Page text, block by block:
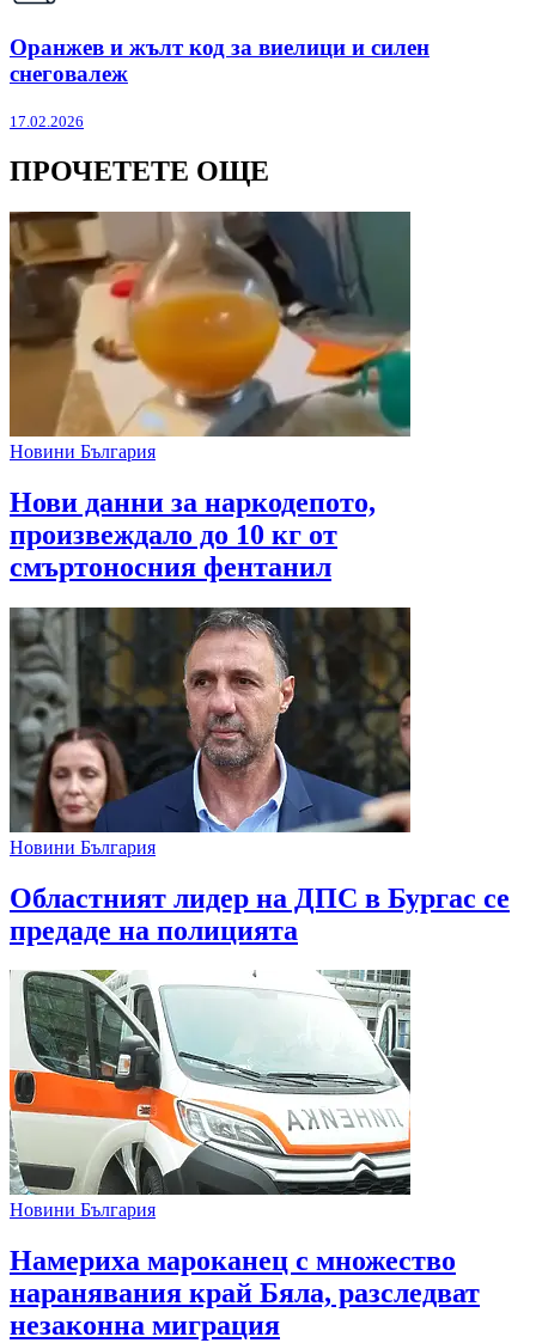
Оранжев и жълт код за виелици и силен
снеговалеж
17.02.2026
ПРОЧЕТЕТЕ ОЩЕ
Новини България
Нови данни за наркодепото,
произвеждало до 10 кг от
смъртоносния фентанил
Новини България
Областният лидер на ДПС в Бургас се
предаде на полицията
Новини България
Намериха мароканец с множество
наранявания край Бяла, разследват
незаконна миграция